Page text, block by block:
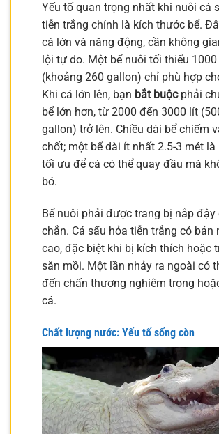
Yếu tố quan trọng nhất khi nuôi cá
tiễn trắng chính là kích thước bể.
cá lớn và năng động, cần không
lội tự do. Một bể nuôi tối thiểu
(khoảng 260 gallon) chỉ phù hợp
Khi cá lớn lên, bạn bắt buộcphải
bể lớn hơn, từ 2000 đến 3000 lít
gallon) trở lên. Chiều dài bể chiếm
chốt; một bể dài ít nhất 2.5-3 mét là
tối ưu để cá có thể quay đầu mà
bó.
Bể nuôi phải được trang bị nắp đậy
chắn. Cá sấu hỏa tiễn trắng có bản
cao, đặc biệt khi bị kích thích hoặc
săn mồi. Một lần nhảy ra ngoài có
đến chấn thương nghiêm trọng
cá.
Chất lượng nước: Yếu tố sống còn